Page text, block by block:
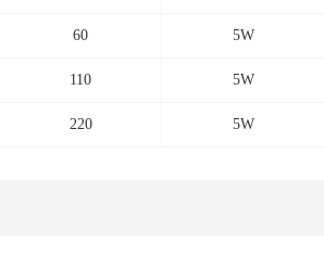
60 5W
110 5W
220 5W